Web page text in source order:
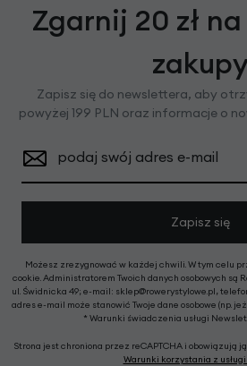
Zgarnij 20 zł
Zapisz się do newslettera, aby
powyżej 199 PLN oraz informacje o
podaj swój adres e-mail
Zapisz się
Możesz zrezygnować w każdej chwili. W tym celu
cookie. Administratorem Twoich danych osobowych są
ul. Świdnicka 49; e-mail: sklep@rowerystylowe.pl,
adres e-mail może stanowić Twoje dane osobowe (np.
* Warunki świadczenia usługi
Strona jest chroniona przez reCAPTCHA i obowiązują ją
Warunki korzystania z usługi